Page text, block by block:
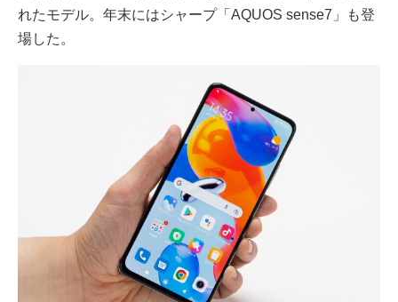
れたモデル。年末にはシャープ「AQUOS sense7」も登
場した。